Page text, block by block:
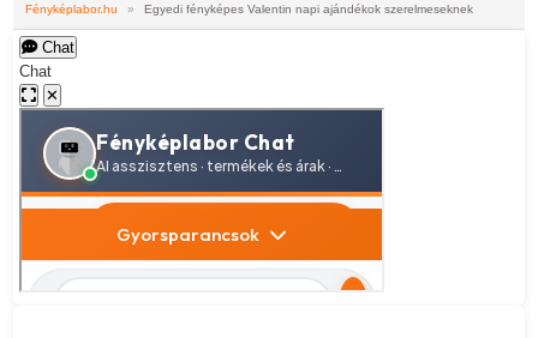
Fényképlabor.hu » Egyedi fényképes Valentin napi ajándékok szerelmeseknek
Chat
Chat
✕